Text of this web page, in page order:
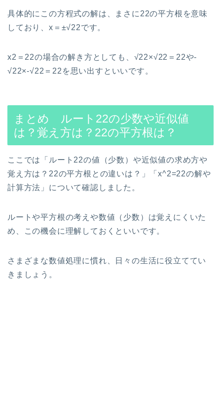
具体的にこの方程式の解は、まさに22の平方根を意味
しており、x＝±√22です。
x2＝22の場合の解き方としても、√22×√22＝22や-
√22×-√22＝22を思い出すといいです。
まとめ ルート22の少数や近似値
は？覚え方は？22の平方根は？
ここでは「ルート22の値（少数）や近似値の求め方や
覚え方は？22の平方根との違いは？」「x^2=22の解や
計算方法」について確認しました。
ルートや平方根の考えや数値（少数）は覚えにくいた
め、この機会に理解しておくといいです。
さまざまな数値処理に慣れ、日々の生活に役立ててい
きましょう。